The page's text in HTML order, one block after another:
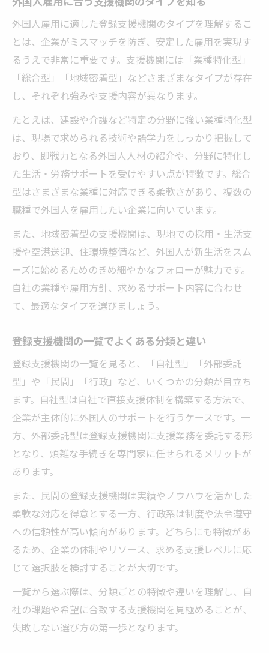
外国人雇用に適した登録支援機関のタイプを理解するこ
とは、企業がミスマッチを防ぎ、安定した雇用を実現す
るうえで非常に重要です。支援機関には「業種特化型」
「総合型」「地域密着型」などさまざまなタイプが存在
し、それぞれ強みや支援内容が異なります。
たとえば、建設や介護など特定の分野に強い業種特化型
は、現場で求められる技術や語学力をしっかり把握して
おり、即戦力となる外国人人材の紹介や、分野に特化し
た生活・労務サポートを受けやすい点が特徴です。総合
型はさまざまな業種に対応できる柔軟さがあり、複数の
職種で外国人を雇用したい企業に向いています。
また、地域密着型の支援機関は、現地での採用・生活支
援や空港送迎、住環境整備など、外国人が新生活をスム
ーズに始めるためのきめ細やかなフォローが魅力です。
自社の業種や雇用方針、求めるサポート内容に合わせ
て、最適なタイプを選びましょう。
登録支援機関の一覧でよくある分類と違い
登録支援機関の一覧を見ると、「自社型」「外部委託
型」や「民間」「行政」など、いくつかの分類が目立ち
ます。自社型は自社で直接支援体制を構築する方法で、
企業が主体的に外国人のサポートを行うケースです。一
方、外部委託型は登録支援機関に支援業務を委託する形
となり、煩雑な手続きを専門家に任せられるメリットが
あります。
また、民間の登録支援機関は実績やノウハウを活かした
柔軟な対応を得意とする一方、行政系は制度や法令遵守
への信頼性が高い傾向があります。どちらにも特徴があ
るため、企業の体制やリソース、求める支援レベルに応
じて選択肢を検討することが大切です。
一覧から選ぶ際は、分類ごとの特徴や違いを理解し、自
社の課題や希望に合致する支援機関を見極めることが、
失敗しない選び方の第一歩となります。